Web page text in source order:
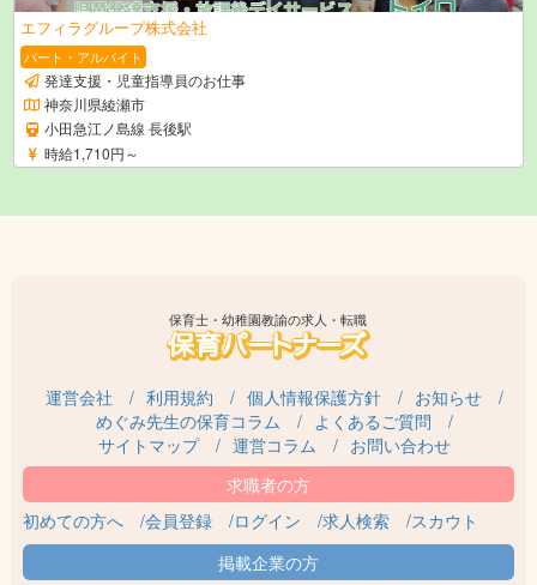
エフィラグループ株式会社
パート・アルバイト
発達支援・児童指導員のお仕事
神奈川県綾瀬市
小田急江ノ島線 長後駅
時給1,710円～
保育士・幼稚園教諭の求人・転職
運営会社 利用規約 個人情報保護方針
お知らせ
めぐみ先生の保育コラム
よくあるご質問
サイトマップ
運営コラム お問い合わせ
初めての方へ 会員登録 ログイン 求人検索 スカウト